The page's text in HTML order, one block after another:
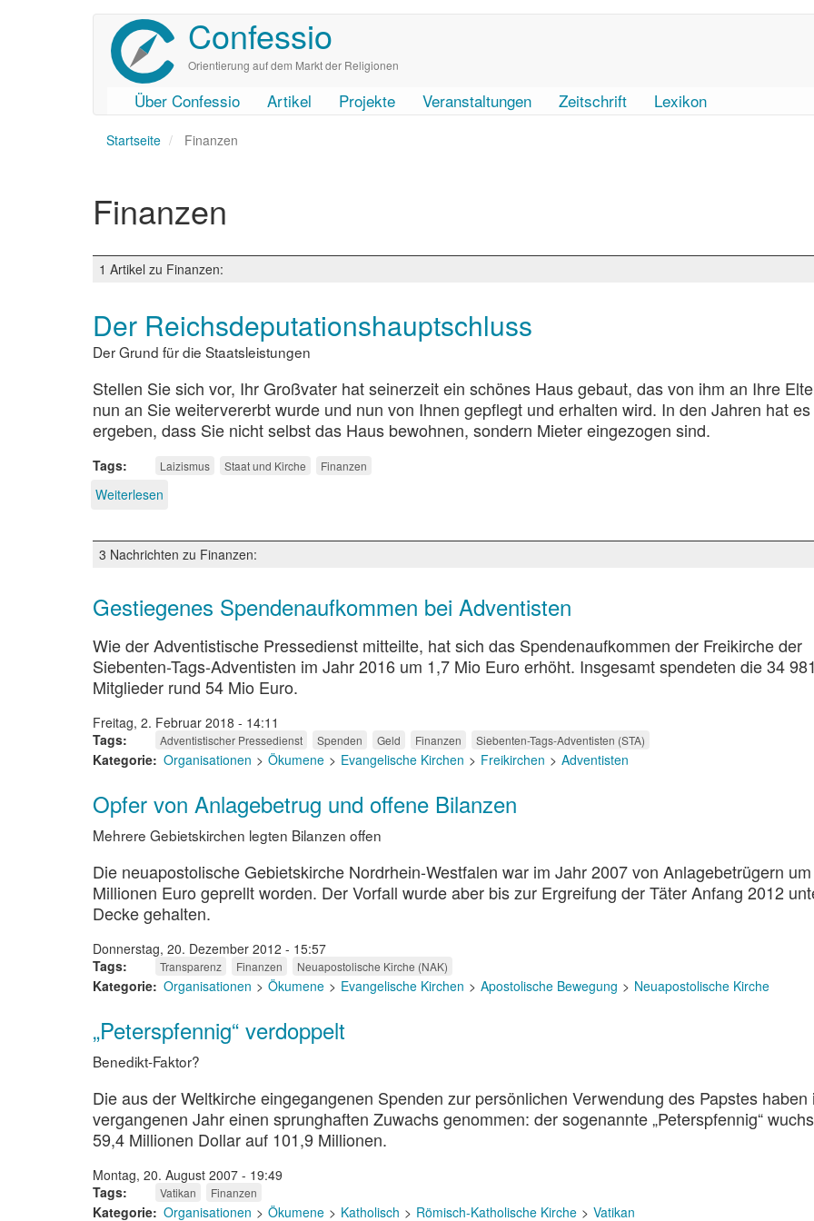
Confessio
Orientierung auf dem Markt der Religionen
User
account
Main
navigation
Über Confessio Artikel Projekte Veranstaltungen Zeitschrift Lexikon
Startseite Finanzen
Finanzen
1 Artikel zu Finanzen:
Der Reichsdeputationshauptschluss
Der Grund für die Staatsleistungen
Stellen Sie sich vor, Ihr Großvater hat seinerzeit ein schönes Haus gebaut, das von ihm an Ihre
nun an Sie weitervererbt wurde und nun von Ihnen gepflegt und erhalten wird. In den Jahren hat
ergeben, dass Sie nicht selbst das Haus bewohnen, sondern Mieter eingezogen sind.
Tags Laizismus Staat und Kirche Finanzen
Weiterlesen
3 Nachrichten zu Finanzen:
Gestiegenes Spendenaufkommen bei Adventisten
Wie der Adventistische Pressedienst mitteilte, hat sich das Spendenaufkommen der Freikirche der
Siebenten-Tags-Adventisten im Jahr 2016 um 1,7 Mio Euro erhöht. Insgesamt spendeten die 34 981
Mitglieder rund 54 Mio Euro.
Freitag, 2. Februar 2018 - 14:11
Tags
Adventistischer Pressedienst Spenden Geld Finanzen Siebenten-Tags-Adventisten (STA)
Kategorie Organisationen Ökumene Evangelische Kirchen Freikirchen Adventisten
Opfer von Anlagebetrug und offene Bilanzen
Mehrere Gebietskirchen legten Bilanzen offen
Die neuapostolische Gebietskirche Nordrhein-Westfalen war im Jahr 2007 von Anlagebetrügern
Millionen Euro geprellt worden. Der Vorfall wurde aber bis zur Ergreifung der Täter Anfang 2012
Decke gehalten.
Donnerstag, 20. Dezember 2012 - 15:57
Tags
Transparenz Finanzen Neuapostolische Kirche (NAK)
Kategorie Organisationen Ökumene Evangelische Kirchen Apostolische Bewegung Neuapostolische Kirche
„Peterspfennig“ verdoppelt
Benedikt-Faktor?
Die aus der Weltkirche eingegangenen Spenden zur persönlichen Verwendung des Papstes haben
vergangenen Jahr einen sprunghaften Zuwachs genommen: der sogenannte „Peterspfennig“
59,4 Millionen Dollar auf 101,9 Millionen.
Montag, 20. August 2007 - 19:49
Tags
Vatikan Finanzen
Kategorie Organisationen Ökumene Katholisch Römisch-Katholische Kirche Vatikan